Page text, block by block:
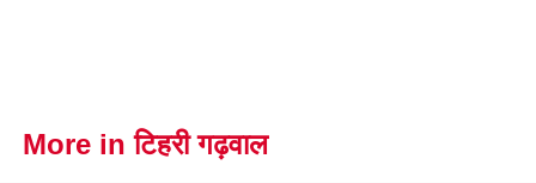
More in टिहरी गढ़वाल